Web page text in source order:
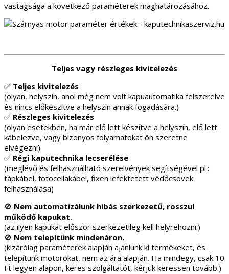
vastagsága a következő paraméterek maghatározásához.
Teljes vagy részleges kivitelezés
✅ Teljes kivitelezés
(olyan, helyszín, ahol még nem volt kapuautomatika felszerelve
és nincs előkészítve a helyszín annak fogadására.)
✅ Részleges kivitelezés
(olyan esetekben, ha már elő lett készítve a helyszín, elő lett
kábelezve, vagy bizonyos folyamatokat ön szeretne
elvégezni)
✅ Régi kaputechnika lecserélése
(meglévő és felhasználható szerelvények segítségével pl.:
tápkábel, fotocellakábel, fixen lefektetett védőcsövek
felhasználása)
🚫 Nem automatizálunk hibás szerkezetű, rosszul
működő kapukat.
(az ilyen kapukat először szerkezetileg kell helyrehozni.)
🚫 Nem telepítünk mindenáron.
(kizárólag paraméterek alapján ajánlunk ki termékeket, és
telepítünk motorokat, nem az ára alapján. Ha mindegy, csak 10
Ft legyen alapon, keres szolgáltatót, kérjük keressen tovább.)